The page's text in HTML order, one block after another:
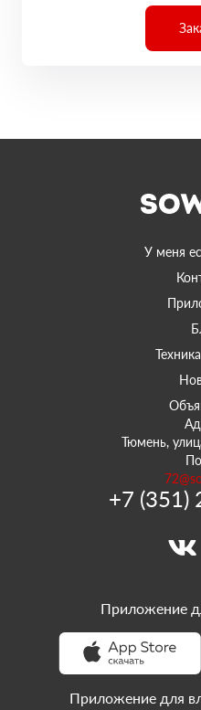
У меня
Тюмень,
+7 (351)
Приложение
Приложение для